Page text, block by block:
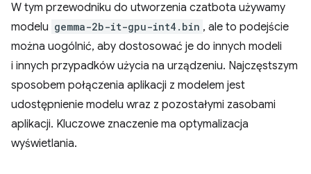
W tym przewodniku do utworzenia czatbota używamy
modelu gemma-2b-it-gpu-int4.bin , ale to podejście
można uogólnić, aby dostosować je do innych modeli
i innych przypadków użycia na urządzeniu. Najczęstszym
sposobem połączenia aplikacji z modelem jest
udostępnienie modelu wraz z pozostałymi zasobami
aplikacji. Kluczowe znaczenie ma optymalizacja
wyświetlania.